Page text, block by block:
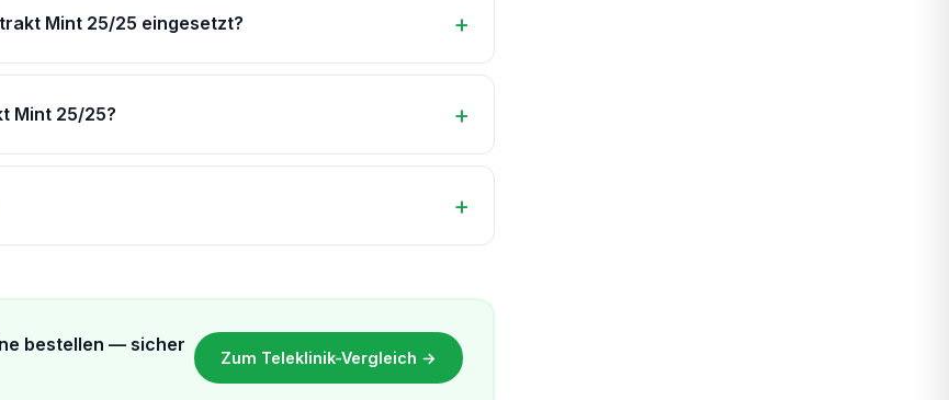
Mint 25/25 eingesetzt?
Mint 25/25?
bestellen — sicher
Zum Teleklinik-Vergleich →